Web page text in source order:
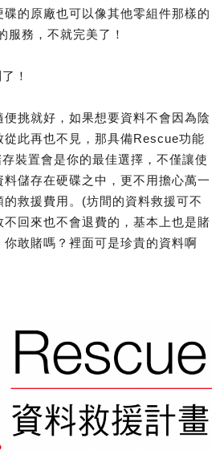
的原廠也可以像其他零組件那樣的
服務，不就完美了！
！
挑就好，如果想要資料不會因為陰
從此再也不見，那具備Rescue功能
裝置會是你的最佳選擇，不僅讓使
料儲存在硬碟之中，更不用擔心萬一
救援費用。(坊間的資料救援可不
回來也不會退費的，基本上也是賭
你敢賭嗎？裡面可是珍貴的資料啊